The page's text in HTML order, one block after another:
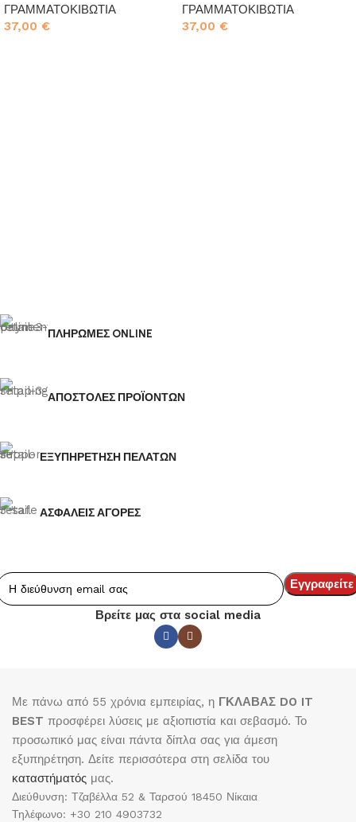
ΓΡΑΜΜΑΤΟΚΙΒΩΤΙΑ
37,00 €
ΓΡΑΜΜΑΤΟΚΙΒΩΤΙΑ
37,00 €
ΠΛΗΡΩΜΕΣ ONLINE
ΑΠΟΣΤΟΛΕΣ ΠΡΟΪΟΝΤΩΝ
ΕΞΥΠΗΡΕΤΗΣΗ ΠΕΛΑΤΩΝ
ΑΣΦΑΛΕΙΣ ΑΓΟΡΕΣ
Βρείτε μας στα social media
Με πάνω από 55 χρόνια εμπειρίας, η ΓΚΛΑΒΑΣ DO IT
BEST προσφέρει λύσεις με αξιοπιστία και σεβασμό. Το
προσωπικό μας είναι πάντα δίπλα σας για άμεση
εξυπηρέτηση. Δείτε περισσότερα στη σελίδα του
καταστήματός μας.
Διεύθυνση: Τζαβέλλα 52 & Ταρσού 18450 Νίκαια
Τηλέφωνο: +30 210 4903732